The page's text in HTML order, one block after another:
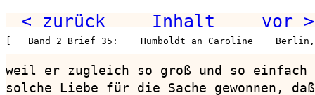
< zurück Inhalt vor >
[   Band 2 Brief 35:    Humboldt an Caroline
weil er zugleich so groß und so einfach
solche Liebe für die Sache gewonnen,